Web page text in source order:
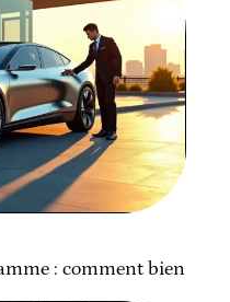
: comment bien